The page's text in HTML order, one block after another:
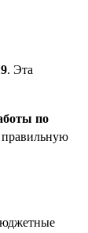
. Эта
по
правильную